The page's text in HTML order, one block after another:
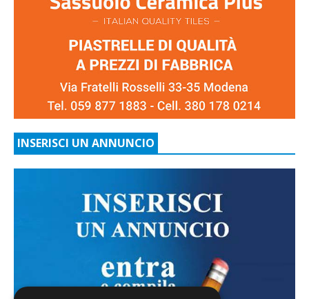
INSERISCI UN ANNUNCIO